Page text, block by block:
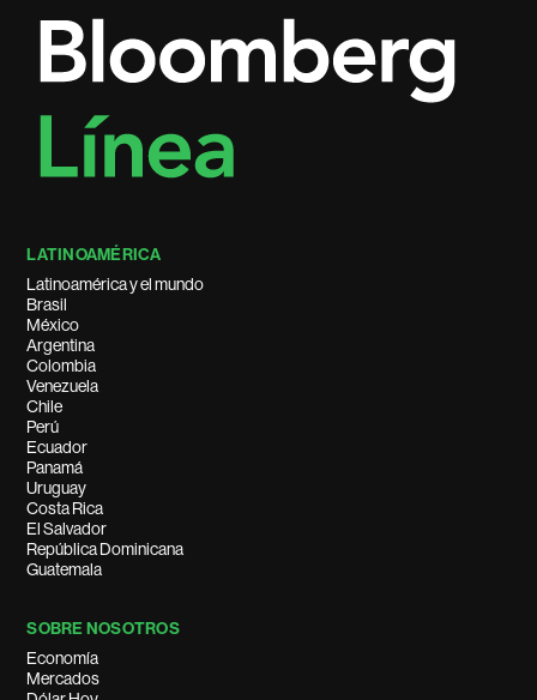
LATINOAMÉRICA
Latinoamérica y el mundo
Brasil
México
Argentina
Colombia
Venezuela
Chile
Perú
Ecuador
Panamá
Uruguay
Costa Rica
El Salvador
República Dominicana
Guatemala
SOBRE NOSOTROS
Economía
Mercados